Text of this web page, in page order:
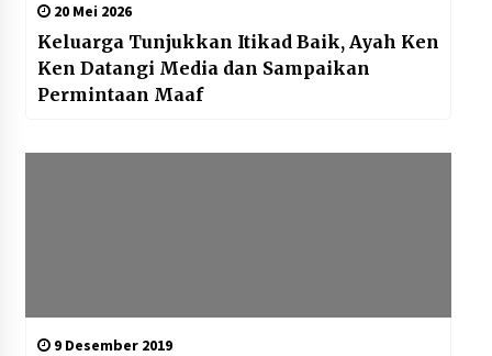
20 Mei 2026
Keluarga Tunjukkan Itikad Baik, Ayah Ken
Ken Datangi Media dan Sampaikan
Permintaan Maaf
9 Desember 2019